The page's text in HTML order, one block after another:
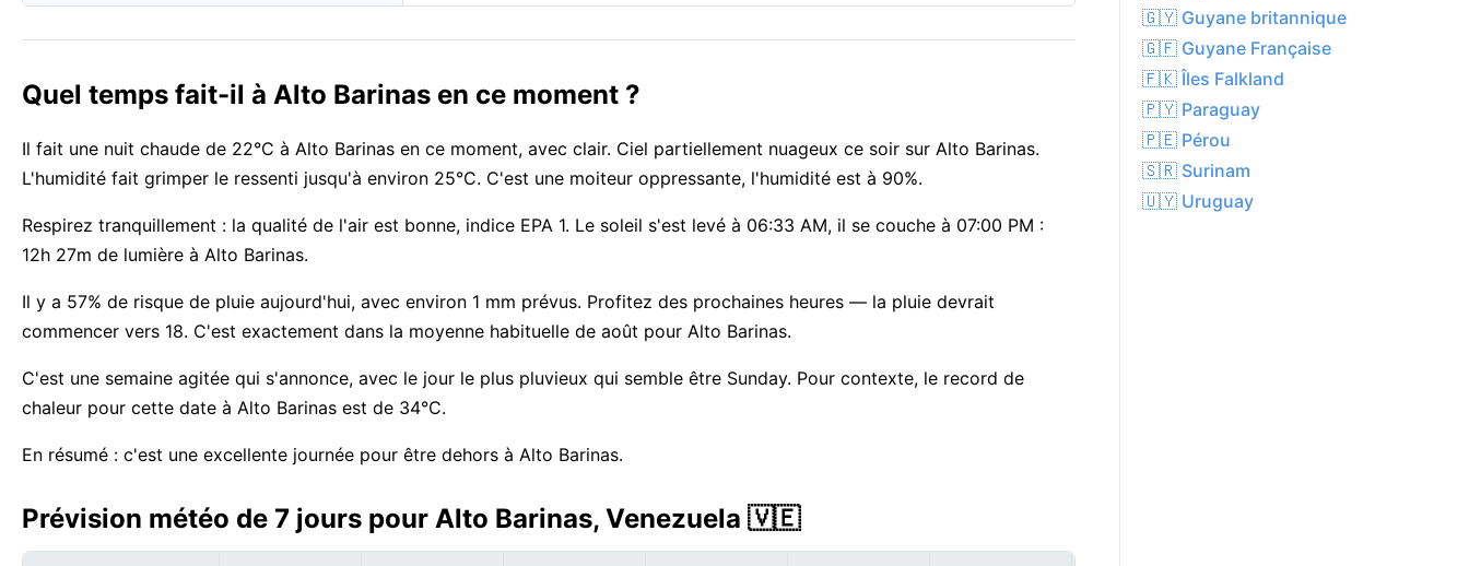
Quel temps fait-il à Alto Barinas en ce moment ?
Il fait une nuit chaude de 22°C à Alto Barinas en ce moment, avec clair. Ciel partiellement nuageux ce soir sur Alto Barinas.
L'humidité fait grimper le ressenti jusqu'à environ 25°C. C'est une moiteur oppressante, l'humidité est à 90%.
Respirez tranquillement : la qualité de l'air est bonne, indice EPA 1. Le soleil s'est levé à 06:33 AM, il se couche à 07:00 PM :
12h 27m de lumière à Alto Barinas.
Il y a 57% de risque de pluie aujourd'hui, avec environ 1 mm prévus. Profitez des prochaines heures — la pluie devrait
commencer vers 18. C'est exactement dans la moyenne habituelle de août pour Alto Barinas.
C'est une semaine agitée qui s'annonce, avec le jour le plus pluvieux qui semble être Sunday. Pour contexte, le record de
chaleur pour cette date à Alto Barinas est de 34°C.
En résumé : c'est une excellente journée pour être dehors à Alto Barinas.
Prévision météo de 7 jours pour Alto Barinas, Venezuela 🇻🇪
🇬🇾 Guyane britannique
🇬🇫 Guyane Française
🇫🇰 Îles Falkland
🇵🇾 Paraguay
🇵🇪 Pérou
🇸🇷 Surinam
🇺🇾 Uruguay